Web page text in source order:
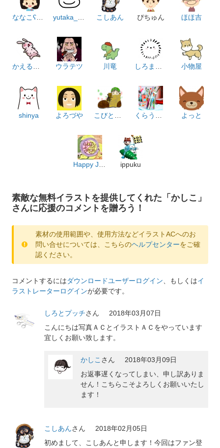
ななこʕ•ᴥ•ʔ yutaka_satoru こしあん ぴちゅん ほほ吉
かえるWORKS ウラテツ 川竜 しろまるん 小物屋
shinya よろづや こびとのくつや くらうど職人 よっと
Happy Jungle ippuku
素敵な無料イラストを提供してくれた「かしこ」
さんに応援のコメントを贈ろう！
素材の使用範囲や、使用方法などイラストACへのお
問い合せについては、こちらのヘルプセンターをご確
認ください。
コメントするにはダウンロードユーザーログイン 、もしくはイ
ラストレーターログインが必要です。
しろとプッチさん
2018年03月07日
こんにちは写真ＡＣとイラストＡＣをやっています
宜しくお願い致します。
かしこ さん
2018年03月09日
お返事遅くなってしまい、申し訳ありま
せん！こちらこそよろしくお願いいたし
ます！
こしあんさん
2018年02月05日
初めまして、こしあんと申します！今回はファン登